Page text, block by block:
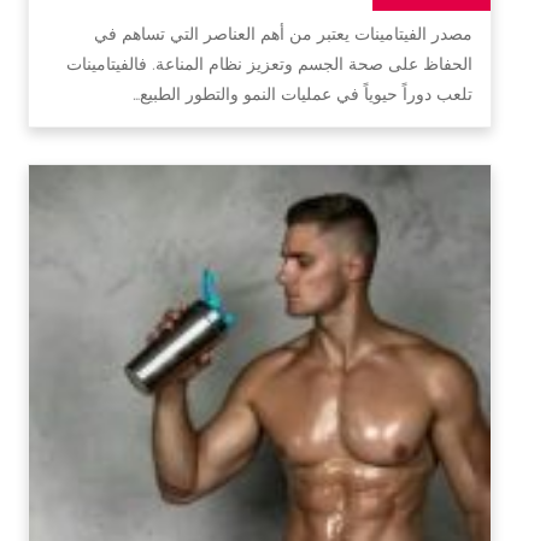
مصدر الفيتامينات يعتبر من أهم العناصر التي تساهم في
الحفاظ على صحة الجسم وتعزيز نظام المناعة. فالفيتامينات
تلعب دوراً حيوياً في عمليات النمو والتطور الطبيع…